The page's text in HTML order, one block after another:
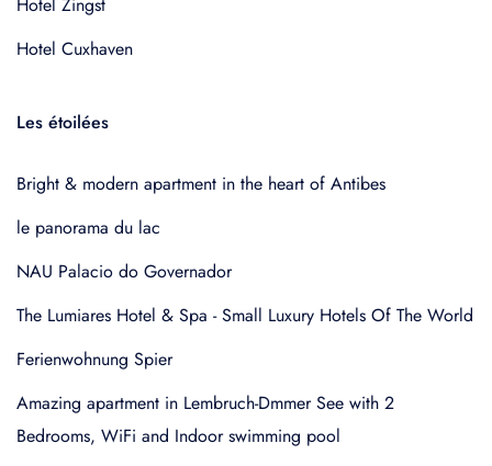
Hotel Cuxhaven
Les étoilées
Bright & modern apartment in the heart of Antibes
le panorama du lac
NAU Palacio do Governador
The Lumiares Hotel & Spa - Small Luxury Hotels Of The World
Ferienwohnung Spier
Amazing apartment in Lembruch-Dmmer See with 2
Bedrooms, WiFi and Indoor swimming pool